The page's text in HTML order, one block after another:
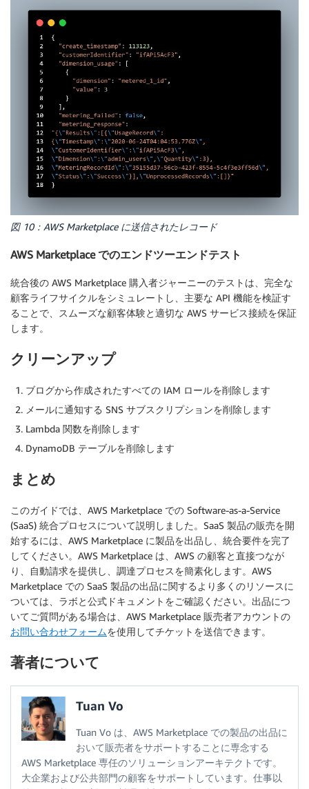
図 10：AWS Marketplace に送信されたレコード
AWS Marketplace でのエンドツーエンドテスト
統合後の AWS Marketplace 購入者ジャーニーのテストは、完全な
顧客ライフサイクルをシミュレートし、主要な API 機能を検証す
ることで、スムーズな顧客体験と適切な AWS サービス接続を保証
します。
クリーンアップ
ブログから作成されたすべての IAM ロールを削除します
メールに通知する SNS サブスクリプションを削除します
Lambda 関数を削除します
DynamoDB テーブルを削除します
まとめ
このガイドでは、AWS Marketplace での Software-as-a-Service
(SaaS) 統合プロセスについて説明しました。SaaS 製品の販売を開
始するには、AWS Marketplace に製品を出品し、統合要件を完了
してください。AWS Marketplace は、AWS の顧客と直接つなが
り、自動請求を提供し、調達プロセスを簡素化します。AWS
Marketplace での SaaS 製品の出品に関するより多くのリソースに
ついては、ラボと公式ドキュメントをご確認ください。出品につ
いてご質問がある場合は、AWS Marketplace 販売者アカウントの
お問い合わせフォームを使用してチケットを送信できます。
著者について
Tuan Vo
Tuan Vo は、AWS Marketplace での製品の出品に
おいて販売者をサポートすることに専念する
AWS Marketplace 専任のソリューションアーキテクトです。
大企業および公共部門の顧客をサポートしています。仕事以